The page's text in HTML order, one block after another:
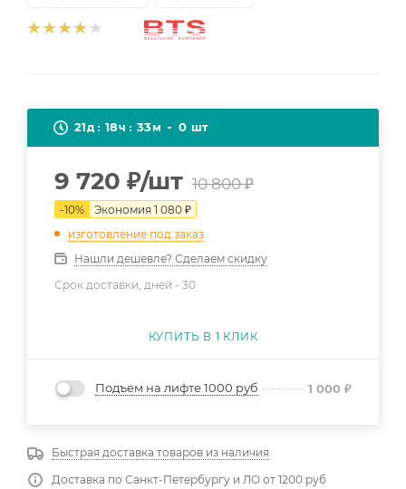
21д 18ч 33м 0 шт
9 720 ₽/шт 10 800₽
-10% Экономия 1 080 ₽
изготовление под заказ
Нашли дешевле? Сделаем скидку
Срок доставки, дней - 30
КУПИТЬ В 1 КЛИК
Подъем на лифте 1000 руб 1 000 ₽
Быстрая доставка товаров из наличия
Доставка по Санкт-Петербургу и ЛО от 1200 руб